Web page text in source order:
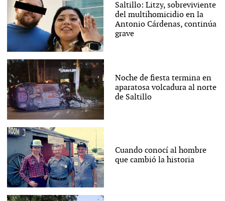
Saltillo: Litzy, sobreviviente
del multihomicidio en la
Antonio Cárdenas, continúa
grave
Noche de fiesta termina en
aparatosa volcadura al norte
de Saltillo
Cuando conocí al hombre
que cambió la historia